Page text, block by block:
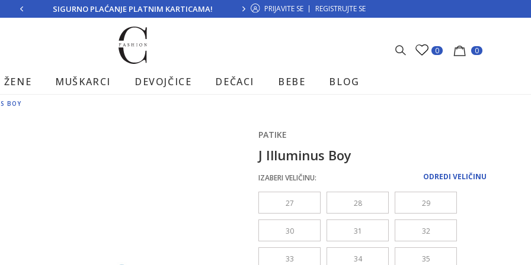
SIGURNO PLAĆANJE PLATNIM KARTICAMA! MOGUĆNOST BESPLATNE ISPORUKE!
PRIJAVITE SE REGISTRUJTE SE
0 0
ŽENE MUŠKARCI DEVOJČICE DEČACI BEBE BLOG
BOY
PATIKE
J Illuminus Boy
ODREDI VELIČINU
IZABERI VELIČINU:
27 28 29
30 31 32
33 34 35